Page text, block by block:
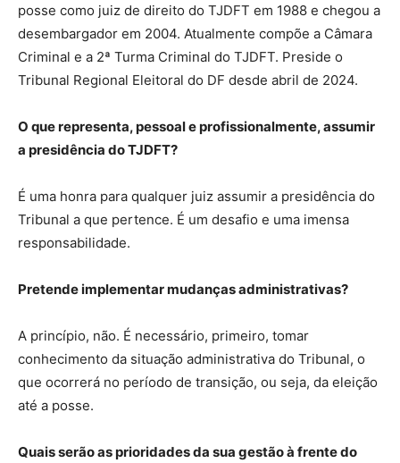
posse como juiz de direito do TJDFT em 1988 e chegou a
desembargador em 2004. Atualmente compõe a Câmara
Criminal e a 2ª Turma Criminal do TJDFT. Preside o
Tribunal Regional Eleitoral do DF desde abril de 2024.
O que representa, pessoal e profissionalmente, assumir
a presidência do TJDFT?
É uma honra para qualquer juiz assumir a presidência do
Tribunal a que pertence. É um desafio e uma imensa
responsabilidade.
Pretende implementar mudanças administrativas?
A princípio, não. É necessário, primeiro, tomar
conhecimento da situação administrativa do Tribunal, o
que ocorrerá no período de transição, ou seja, da eleição
até a posse.
Quais serão as prioridades da sua gestão à frente do